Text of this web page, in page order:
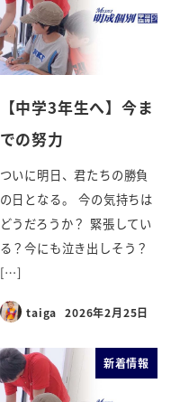
【中学3年生へ】今ま
での努力
ついに明日、君たちの勝負
の日となる。 今の気持ちは
どうだろうか？ 緊張してい
る？今にも泣き出しそう？
[…]
taiga 2026年2月25日
新着情報